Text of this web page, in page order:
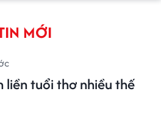
MỚI
liền tuổi thơ nhiều thế